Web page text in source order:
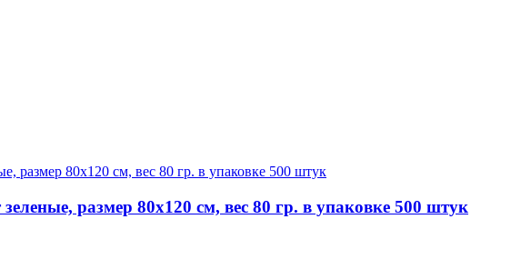
размер 80х120 см, вес 80 гр. в упаковке 500 штук